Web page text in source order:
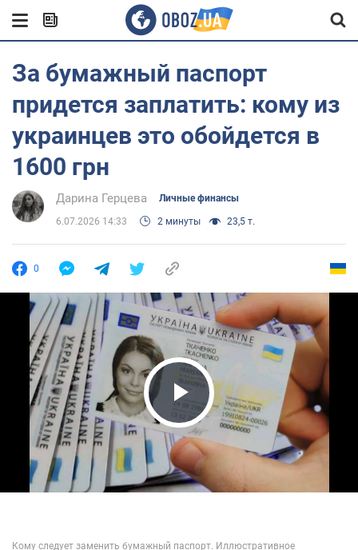
За бумажный паспорт
придется заплатить: кому из
украинцев это обойдется в
1600 грн
Дарина Герцева Личные финансы
6.07.2026 14:33 2 минуты 23,5 т.
0
Play Video